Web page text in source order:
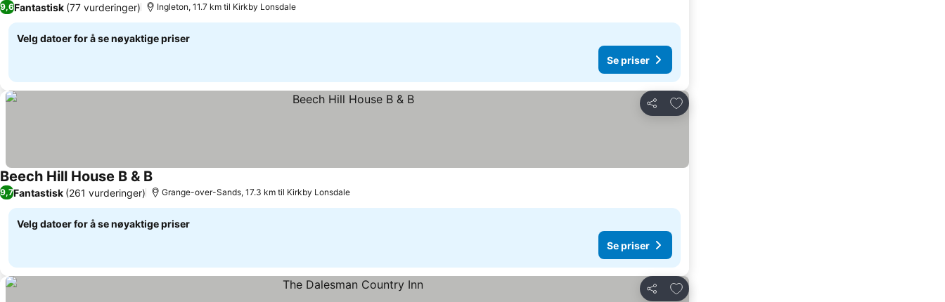
9,6Fantastisk (77 vurderinger) Ingleton, 11.7 km til Kirkby Lonsdale
Velg datoer for å se nøyaktige priser
Se priser
Del
Legg til i favoritter
Beech Hill House B & B
9,7Fantastisk (261 vurderinger) Grange-over-Sands, 17.3 km til Kirkby Lonsdale
Velg datoer for å se nøyaktige priser
Se priser
Del
Legg til i favoritter